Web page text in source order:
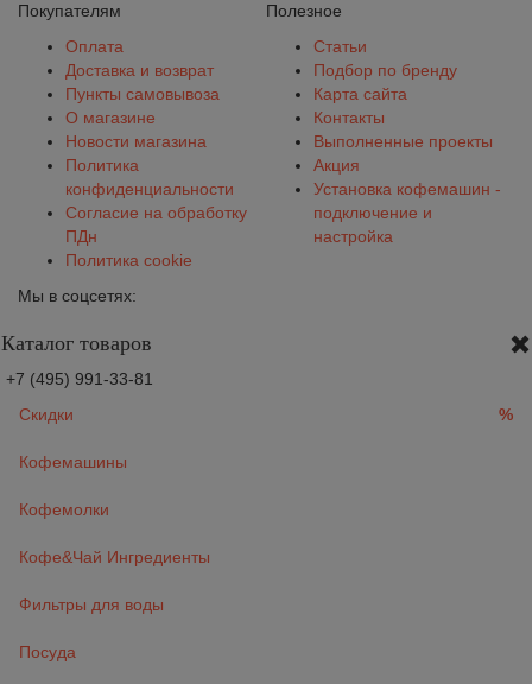
Покупателям
Оплата
Доставка и возврат
Пункты самовывоза
О магазине
Новости магазина
Политика
конфиденциальности
Согласие на обработку
ПДн
Политика cookie
Полезное
Статьи
Подбор по бренду
Карта сайта
Контакты
Выполненные проекты
Акция
Установка кофемашин -
подключение и
настройка
Мы в соцсетях:
Каталог товаров
+7 (495) 991-33-81
Скидки
%
Кофемашины
Кофемолки
Кофе&Чай Ингредиенты
Фильтры для воды
Посуда